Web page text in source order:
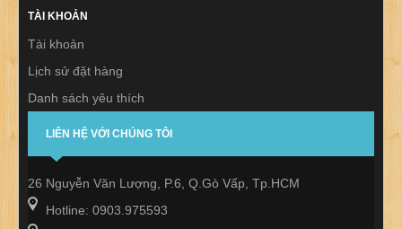
TÀI KHOẢN
Tài khoản
Lịch sử đặt hàng
Danh sách yêu thích
Thư báo
LIÊN HỆ VỚI CHÚNG TÔI
26 Nguyễn Văn Lượng, P.6, Q.Gò Vấp, Tp.HCM
Hotline: 0903.975593